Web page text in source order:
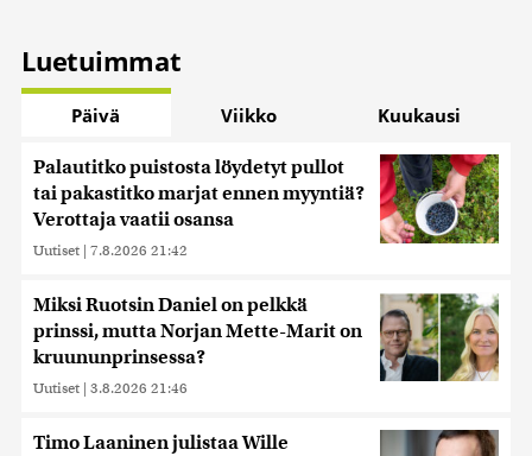
Luetuimmat
Päivä Viikko Kuukausi
Palautitko puistosta löydetyt pullot
tai pakastitko marjat ennen myyntiä?
Verottaja vaatii osansa
Uutiset | 7.8.2026 21:42
Miksi Ruotsin Daniel on pelkkä
prinssi, mutta Norjan Mette-Marit on
kruununprinsessa?
Uutiset | 3.8.2026 21:46
Timo Laaninen julistaa Wille